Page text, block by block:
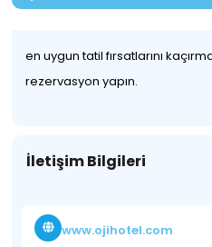
en uygun tatil fırsatlarını
rezervasyon yapın.
İletişim Bilgileri
www.ojihotel.com